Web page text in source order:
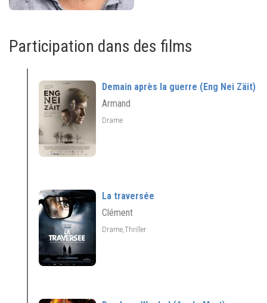
Participation dans des films
Demain après la guerre (Eng Nei Zäit)
Armand
Drame
La traversée
Clément
Drame,Thriller